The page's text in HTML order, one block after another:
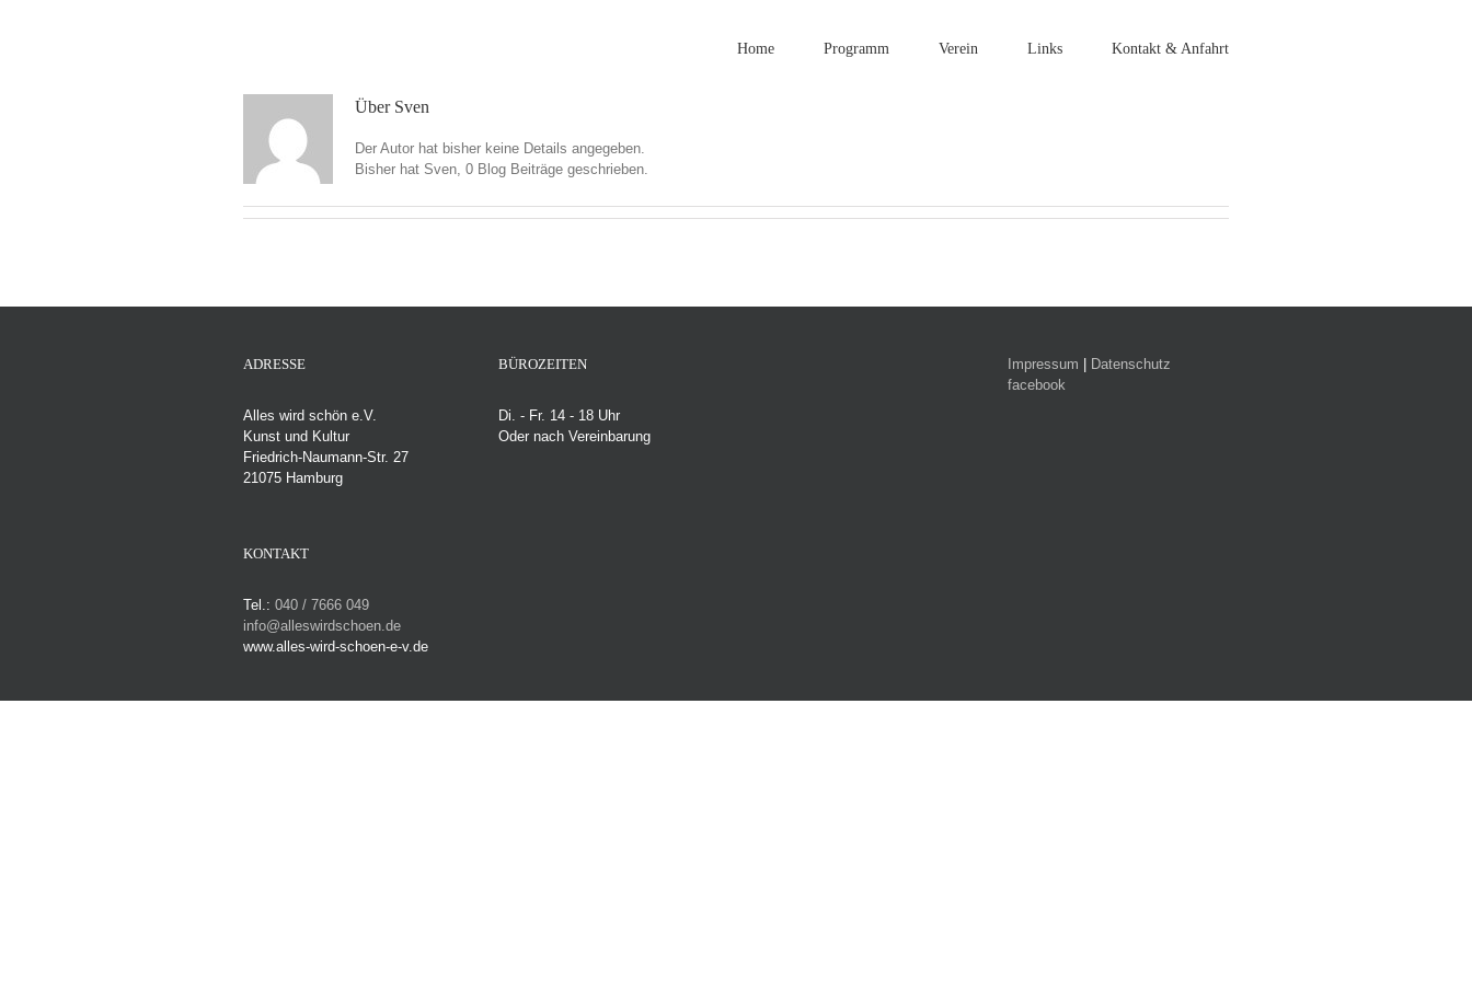
Home Programm Verein Links Kontakt & Anfahrt
Über Sven
Der Autor hat bisher keine Details angegeben.
Bisher hat Sven, 0 Blog Beiträge geschrieben.
ADRESSE
Alles wird schön e.V.
Kunst und Kultur
Friedrich-Naumann-Str. 27
21075 Hamburg
KONTAKT
Tel.: 040 / 7666 049
info@alleswirdschoen.de
www.alles-wird-schoen-e-v.de
BÜROZEITEN
Di. - Fr. 14 - 18 Uhr
Oder nach Vereinbarung
Impressum
Datenschutz
facebook